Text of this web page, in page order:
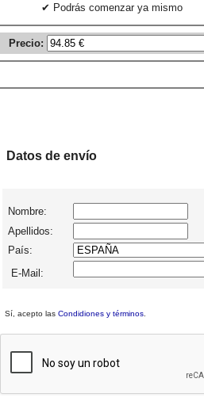
✔ Podrás comenzar ya mismo
Precio:
Datos de envío
Nombre:
Apellidos:
País:
E-Mail:
Sí, acepto las Condidiones y términos